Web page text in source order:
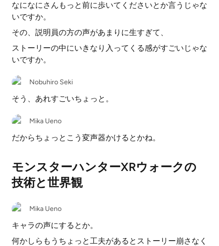
なになにさんもっと前に歩いてくださいとか言うじゃな
いですか。
その、説明員の方の声があまりに生すぎて、
ストーリーの中にいきなり入ってくる感がすごいじゃな
いですか。
Nobuhiro Seki
そう、あれすごいちょっと。
Mika Ueno
だからちょっとこう変声器かけるとかね。
モンスターハンターXRウォークの
技術と世界観
Mika Ueno
キャラの声にするとか。
何かしらもうちょっと工夫があるとストーリー崩さなく